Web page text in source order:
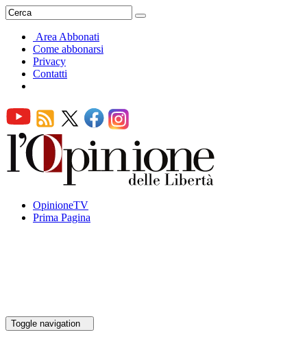
Area Abbonati
Come abbonarsi
Privacy
Contatti
OpinioneTV
Prima Pagina
Toggle navigation